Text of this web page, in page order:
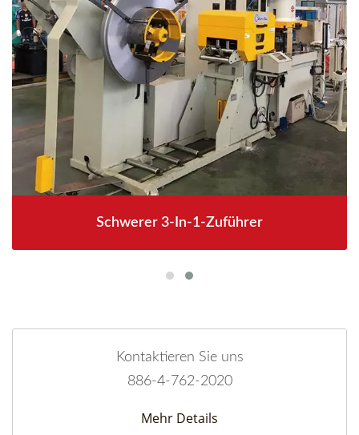
Schwerer 3-In-1-Zuführer
Kontaktieren Sie uns
886-4-762-2020
Mehr Details